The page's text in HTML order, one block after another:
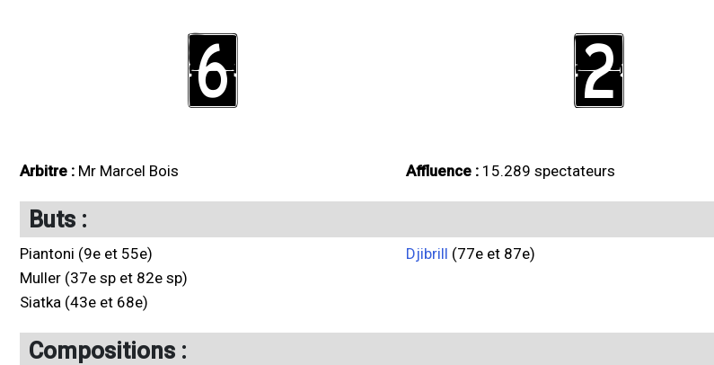
6 2
Arbitre : Mr Marcel Bois Affluence : 15.289 spectateurs
Buts :
Piantoni (9e et 55e)
Muller (37e sp et 82e sp)
Siatka (43e et 68e)
Djibrill (77e et 87e)
Compositions :